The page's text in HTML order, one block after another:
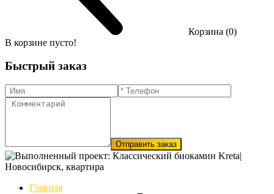
Корзина (0)
В корзине пусто!
Быстрый заказ
Отправить заказ
Главная